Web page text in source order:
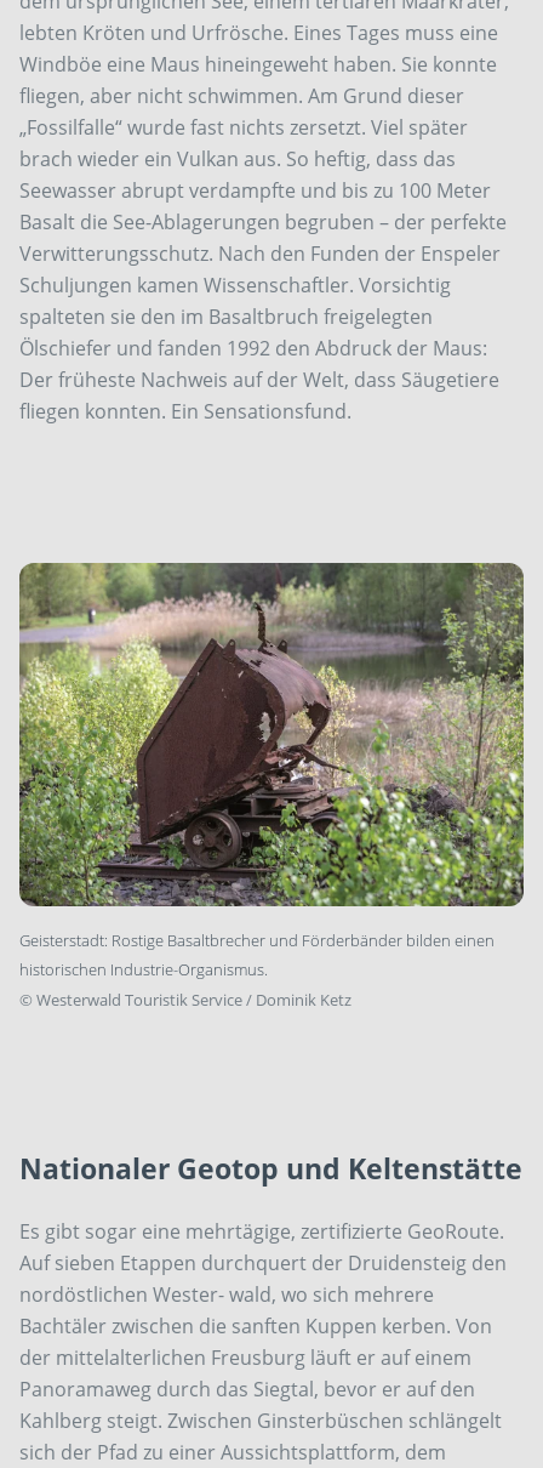
lebten Kröten und Urfrösche. Eines Tages muss eine
Windböe eine Maus hineingeweht haben. Sie konnte
fliegen, aber nicht schwimmen. Am Grund dieser
„Fossilfalle“ wurde fast nichts zersetzt. Viel später
brach wieder ein Vulkan aus. So heftig, dass das
Seewasser abrupt verdampfte und bis zu 100 Meter
Basalt die See-Ablagerungen begruben – der perfekte
Verwitterungsschutz. Nach den Funden der Enspeler
Schuljungen kamen Wissenschaftler. Vorsichtig
spalteten sie den im Basaltbruch freigelegten
Ölschiefer und fanden 1992 den Abdruck der Maus:
Der früheste Nachweis auf der Welt, dass Säugetiere
fliegen konnten. Ein Sensationsfund.
Geisterstadt: Rostige Basaltbrecher und Förderbänder bilden einen
historischen Industrie-Organismus.
© Westerwald Touristik Service / Dominik Ketz
Nationaler Geotop und Keltenstätte
Es gibt sogar eine mehrtägige, zertifizierte GeoRoute.
Auf sieben Etappen durchquert der Druidensteig den
nordöstlichen Wester- wald, wo sich mehrere
Bachtäler zwischen die sanften Kuppen kerben. Von
der mittelalterlichen Freusburg läuft er auf einem
Panoramaweg durch das Siegtal, bevor er auf den
Kahlberg steigt. Zwischen Ginsterbüschen schlängelt
sich der Pfad zu einer Aussichtsplattform, dem